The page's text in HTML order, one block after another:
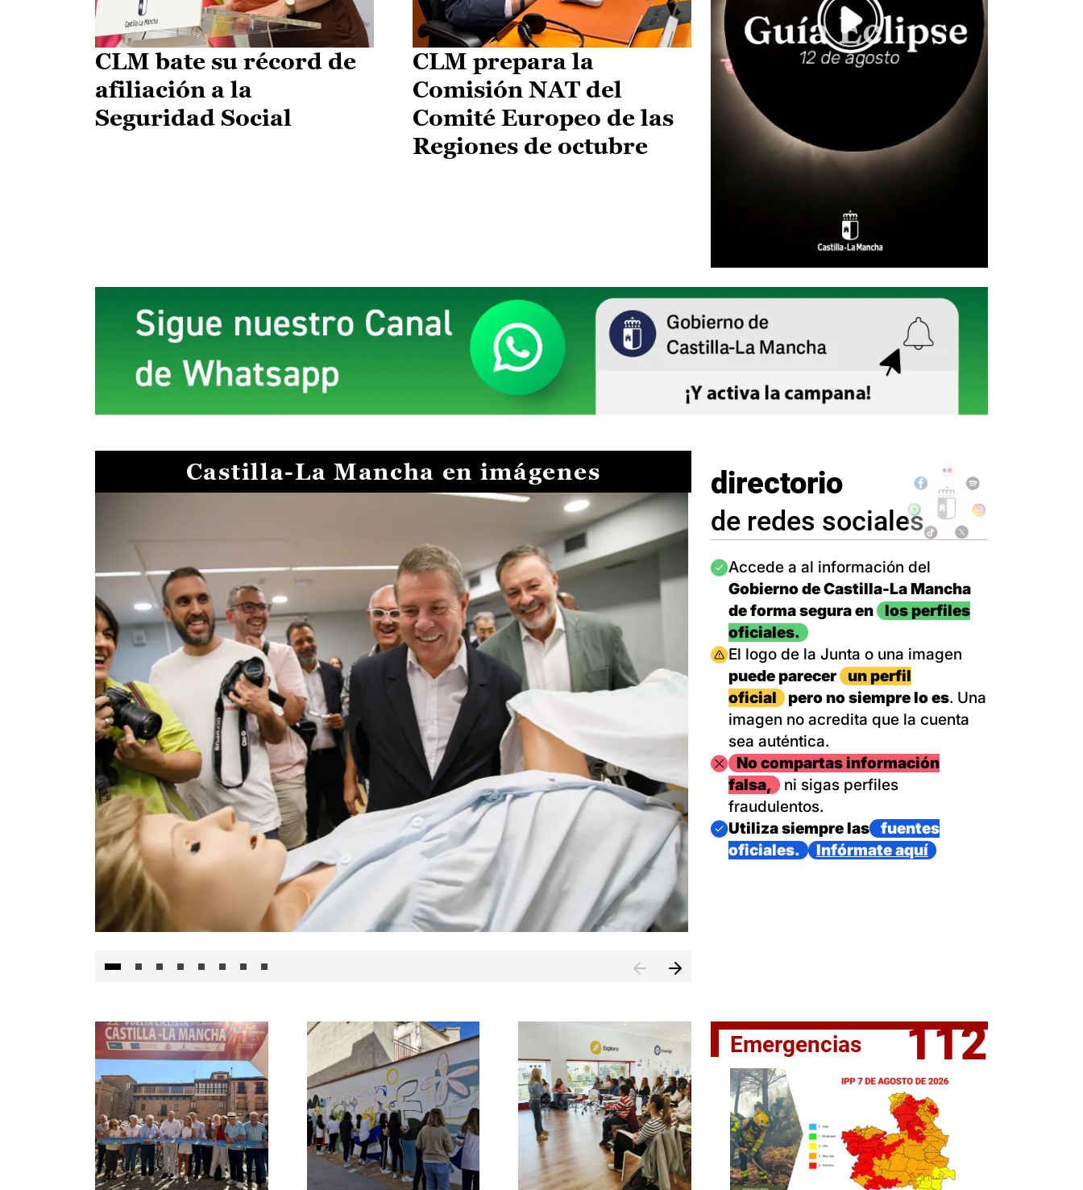
CLM bate su récord de
afiliación a la
Seguridad Social
CLM prepara la
Comisión NAT del
Comité Europeo de las
Regiones de octubre
Castilla-La Mancha en imágenes
El jefe del Ejecutivo castellanomanchego, Emiliano García-
directorio
de redes sociales
Imagen
Accede a al información del
Gobierno de Castilla-La Mancha
de forma segura en
los perfiles
oficiales.
Imagen
El logo de la Junta o una imagen
puede parecer
un perfil
oficial
pero no siempre lo es. Una
imagen no acredita que la cuenta
sea auténtica.
ImagenNo compartas información
falsa,
ni sigas perfiles
fraudulentos.
Imagen
Utiliza siempre las
fuentes
oficiales.
Infórmate aquí
Emergencias 112